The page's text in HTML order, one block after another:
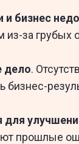
и бизнес
из-за
дело.
для
прошлые